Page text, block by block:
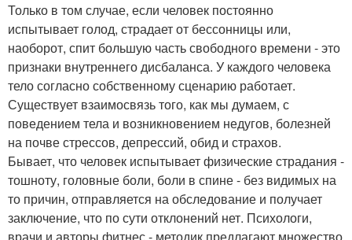
Только в том случае, если человек постоянно
испытывает голод, страдает от бессонницы или,
наоборот, спит большую часть свободного времени - это
признаки внутреннего дисбаланса. У каждого человека
тело согласно собственному сценарию работает.
Существует взаимосвязь того, как мы думаем, с
поведением тела и возникновением недугов, болезней
на почве стрессов, депрессий, обид и страхов.
Бывает, что человек испытывает физические страдания -
тошноту, головные боли, боли в спине - без видимых на
то причин, отправляется на обследование и получает
заключение, что по сути отклонений нет. Психологи,